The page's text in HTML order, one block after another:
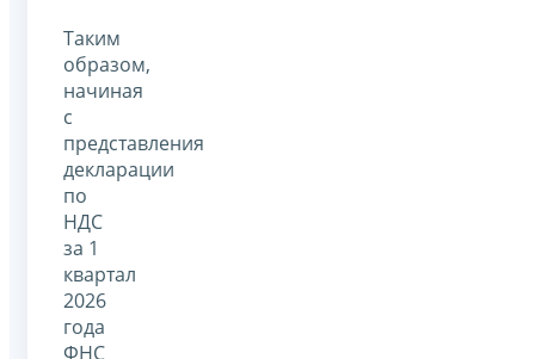
Таким
образом,
начиная
с
представления
декларации
по
НДС
за 1
квартал
2026
года
ФНС